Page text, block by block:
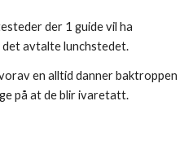
der 1 guide vil ha
det avtalte lunchstedet.
en alltid danner baktroppen
på at de blir ivaretatt.